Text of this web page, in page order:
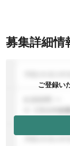
募集詳細情
ご登録い